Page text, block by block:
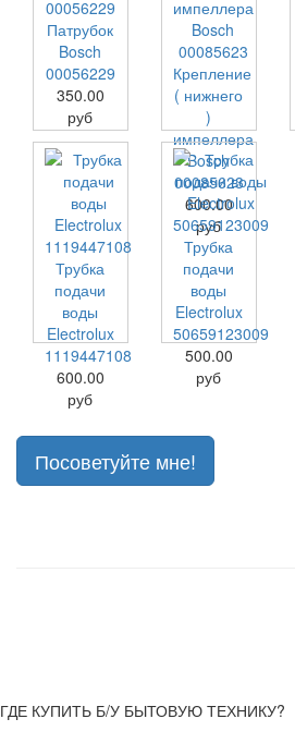
Патрубок
Bosch
00056229
350.00
руб
Крепление
( нижнего
)
импеллера
Bosch
00085623
600.00
руб
Трубка
подачи
воды
Electrolux
1119447108
600.00
руб
Трубка
подачи
воды
Electrolux
50659123009
500.00
руб
Посоветуйте мне!
ГДЕ КУПИТЬ Б/У БЫТОВУЮ ТЕХНИКУ?